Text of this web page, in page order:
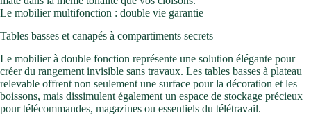
Le mobilier multifonction : double vie garantie
Tables basses et canapés à compartiments secrets
Le mobilier à double fonction représente une solution élégante pour
créer du rangement invisible sans travaux. Les tables basses à plateau
relevable offrent non seulement une surface pour la décoration et les
boissons, mais dissimulent également un espace de stockage précieux
pour télécommandes, magazines ou essentiels du télétravail.